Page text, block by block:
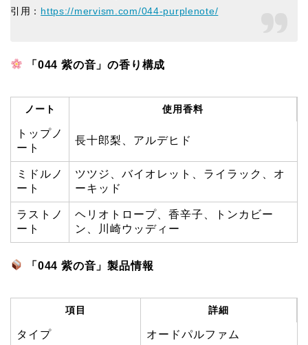
引用： https://mervism.com/044-purplenote/
「044 紫の音」の香り構成
ノート 使用香料
トップノ
ート
長十郎梨、アルデヒド
ミドルノ
ート
ツツジ、バイオレット、ライラック、オ
ーキッド
ラストノ
ート
ヘリオトロープ、香辛子、トンカビー
ン、川崎ウッディー
「044 紫の音」製品情報
項目 詳細
タイプ オードパルファム